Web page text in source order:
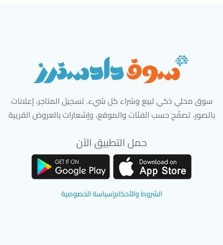
سوق محلي ذكي لبيع وشراء كل شيء. تسجيل المتاجر، إعلانات
بالصور، تصفّح حسب الفئات والموقع، وإشعارات بالعروض القريبة
حمل التطبيق الآن
الشروط والأحكام|سياسة الخصوصية